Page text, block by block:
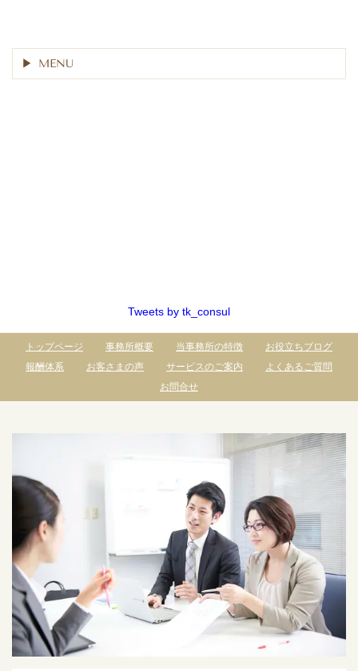
MENU
Tweets by tk_consul
トップページ 事務所概要 当事務所の特徴
お役立ちブログ
報酬体系
お客さまの声 サービスのご案内
よくあるご質問
お問合せ